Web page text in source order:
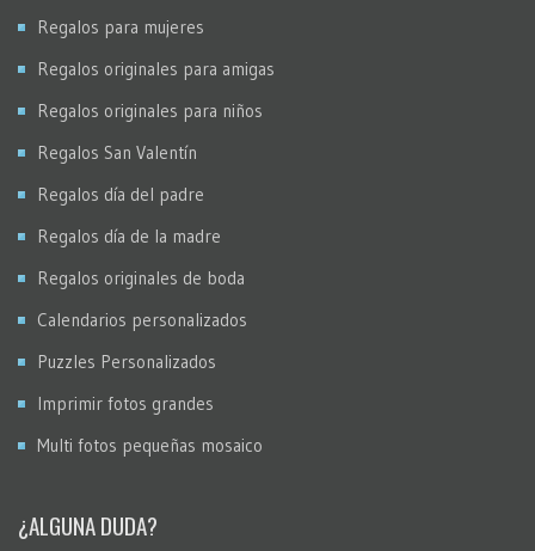
Regalos para mujeres
Regalos originales para amigas
Regalos originales para niños
Regalos San Valentín
Regalos día del padre
Regalos día de la madre
Regalos originales de boda
Calendarios personalizados
Puzzles Personalizados
Imprimir fotos grandes
Multi fotos pequeñas mosaico
¿ALGUNA DUDA?